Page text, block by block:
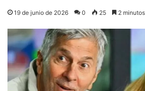
19 de junio de 2026 0 25 2